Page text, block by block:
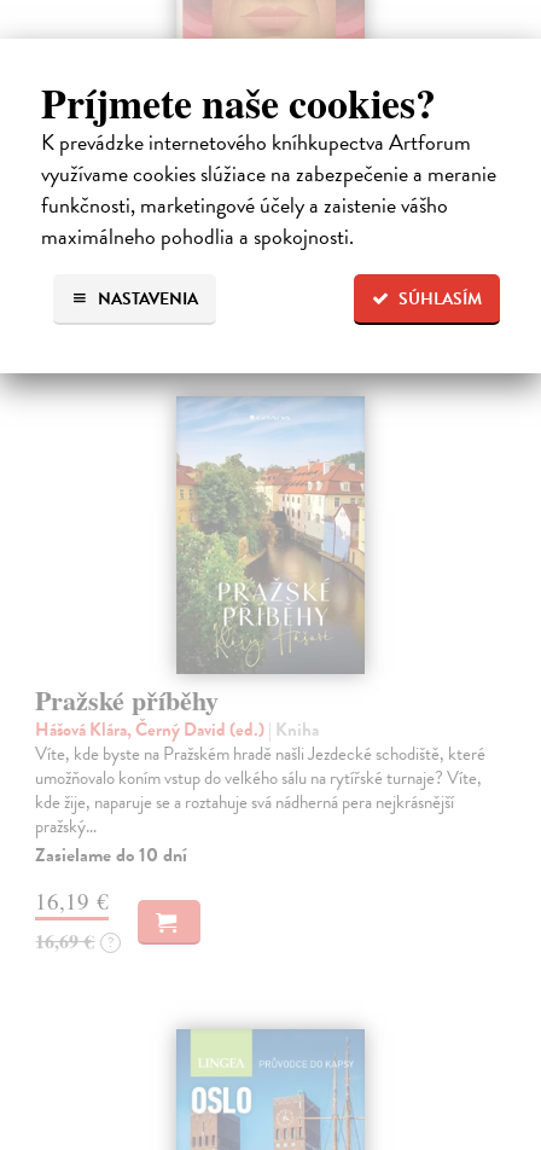
Príjmete naše cookies?
K prevádzke internetového kníhkupectva Artforum
využívame cookies slúžiace na zabezpečenie a meranie
funkčnosti, marketingové účely a zaistenie vášho
maximálneho pohodlia a spokojnosti.
SÚHLASÍM
NASTAVENIA
Dobrodruh 2026/2027
kolektív autorov| Kniha
Chcete spoznať unikátne, málo známe miesta na Slovensku a objaviť
doteraz neobjavené kúty našej krajiny? Štvrté vydanie obľúbeného
knižného sprievodcu DobroDruh vás opäť pozýva na potulky po
slovenskej…
Na sklade ?
24,99 € ?
Pražské příběhy
Hášová Klára, Černý David (ed.)| Kniha
Víte, kde byste na Pražském hradě našli Jezdecké schodiště, které
umožňovalo koním vstup do velkého sálu na rytířské turnaje? Víte,
kde žije, naparuje se a roztahuje svá nádherná pera nejkrásnější
pražský…
Zasielame do 10 dní
16,19 €
16,69 € ?